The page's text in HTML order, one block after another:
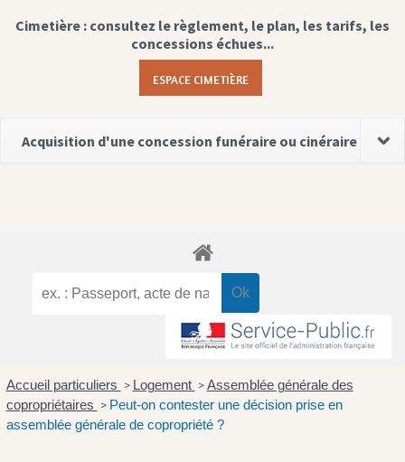
Cimetière : consultez le règlement, le plan, les tarifs, les
concessions échues...
ESPACE CIMETIÈRE
Acquisition d'une concession funéraire ou cinéraire
Accueil particuliers > Logement > Assemblée générale des
copropriétaires > Peut-on contester une décision prise en
assemblée générale de copropriété ?